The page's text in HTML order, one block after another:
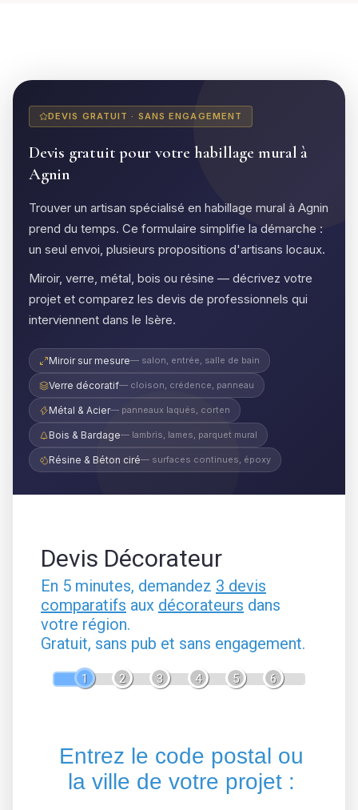
DEVIS GRATUIT · SANS ENGAGEMENT
Devis gratuit pour votre habillage mural à
Agnin
Trouver un artisan spécialisé en habillage mural à Agnin
prend du temps. Ce formulaire simplifie la démarche :
un seul envoi, plusieurs propositions d'artisans locaux.
Miroir, verre, métal, bois ou résine — décrivez votre
projet et comparez les devis de professionnels qui
interviennent dans le Isère.
Miroir sur mesure— salon, entrée, salle de bain
Verre décoratif— cloison, crédence, panneau
Métal & Acier— panneaux laqués, corten
Bois & Bardage— lambris, lames, parquet mural
Résine & Béton ciré— surfaces continues, époxy
Devis Décorateur
En 5 minutes, demandez 3 devis
comparatifs aux décorateurs dans
votre région.
Gratuit, sans pub et sans engagement.
1 2 3 4 5 6
Entrez le code postal ou
la ville de votre projet :